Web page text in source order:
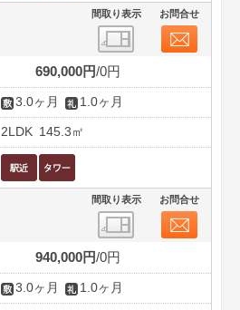
間取り表示 お問合せ
690,000円 0円
3.0ヶ月 1.0ヶ月
2LDK 145.3㎡
間取り表示 お問合せ
940,000円 0円
3.0ヶ月 1.0ヶ月